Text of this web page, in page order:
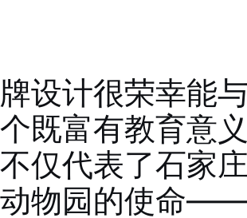
设计很荣幸能
既富有教育意
仅代表了石家
物园的使命